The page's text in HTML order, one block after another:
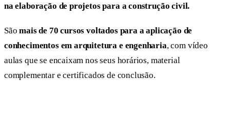
na elaboração de projetos para a construção civil.
Sãomais de 70 cursos voltados para a aplicação de
conhecimentos em arquitetura e engenharia, com vídeo
aulas que se encaixam nos seus horários, material
complementar e certificados de conclusão.